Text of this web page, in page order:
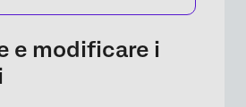
e modificare i